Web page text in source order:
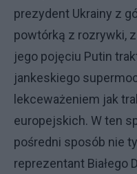
prezydent Ukrainy z
powtórką z rozrywki,
jego pojęciu Putin
jankeskiego
lekceważeniem jak
europejskich. W ten
pośredni sposób nie
reprezentant Białego